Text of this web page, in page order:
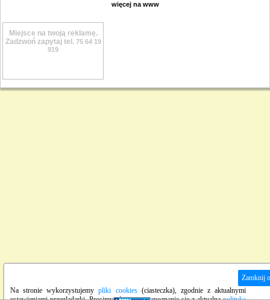
więcej na www
Miejsce na twoją reklamę.
Zadzwoń zapytaj tel. 75 64 19
919
Zamknij
Na stronie wykorzystujemypliki cookies(ciasteczka), zgodnie z aktualnymi